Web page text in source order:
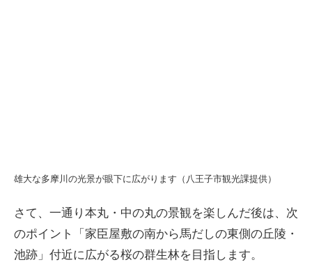
雄大な多摩川の光景が眼下に広がります（八王子市観光課提供）
さて、一通り本丸・中の丸の景観を楽しんだ後は、次
のポイント「家臣屋敷の南から馬だしの東側の丘陵・
池跡」付近に広がる桜の群生林を目指します。